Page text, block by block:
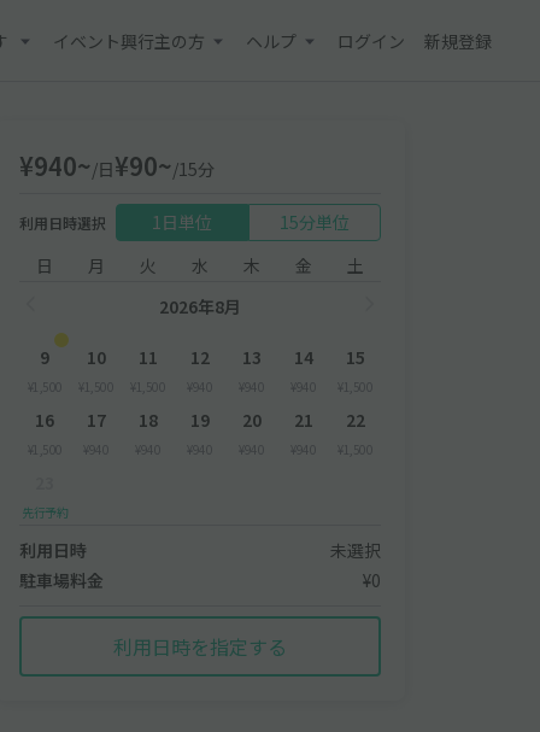
イベント興行主の方 ヘルプ ログイン 新規登録
¥940~/日¥90~/15分
利用日時選択 1日単位
15分単位
日
月 火 水 木 金
土
2026年8月
9
¥1,500
10
¥1,500
11
¥1,500
12
¥940
13
¥940
14
¥940
15
¥1,500
16
¥1,500
17
¥940
18
¥940
19
¥940
20
¥940
21
¥940
22
¥1,500
先行予約
利用日時
未選択
駐車場料金
¥0
利用日時を指定する